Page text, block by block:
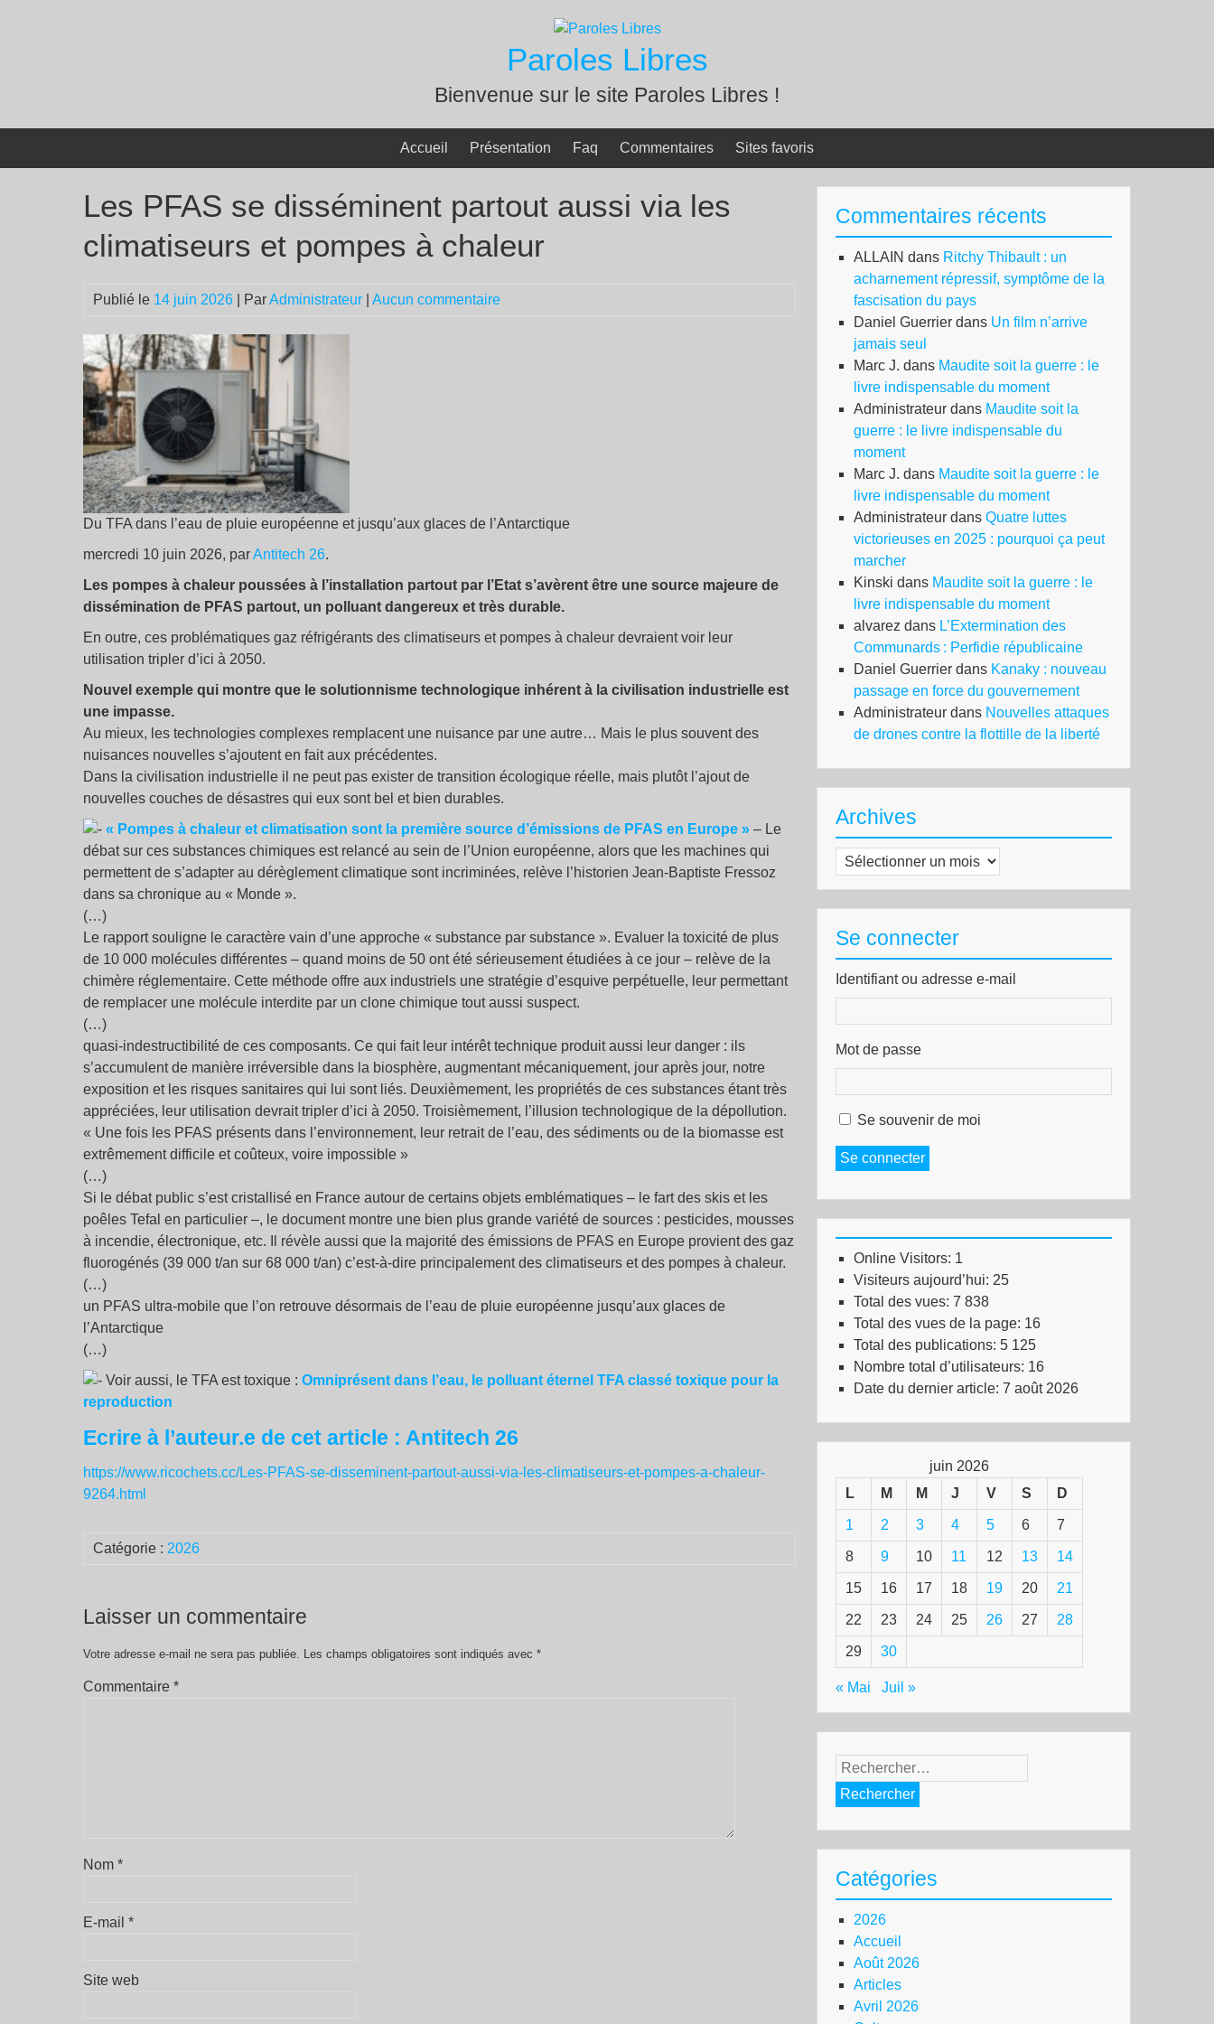
Paroles Libres
Bienvenue sur le site Paroles Libres !
Accueil Présentation Faq Commentaires Sites favoris
Les PFAS se disséminent partout aussi via les
climatiseurs et pompes à chaleur
Publié le 14 juin 2026 | ParAdministrateur Aucun commentaire
Du TFA dans l’eau de pluie européenne et jusqu’aux glaces de l’Antarctique
mercredi 10 juin 2026, parAntitech 26.
Les pompes à chaleur poussées à l’installation partout par l’Etat s’avèrent être une source majeure de
dissémination de PFAS partout, un polluant dangereux et très durable.
En outre, ces problématiques gaz réfrigérants des climatiseurs et pompes à chaleur devraient voir leur
utilisation tripler d’ici à 2050.
Nouvel exemple qui montre que le solutionnisme technologique inhérent à la civilisation industrielle est
une impasse.
Au mieux, les technologies complexes remplacent une nuisance par une autre… Mais le plus souvent des
nuisances nouvelles s’ajoutent en fait aux précédentes.
Dans la civilisation industrielle il ne peut pas exister de transition écologique réelle, mais plutôt l’ajout de
nouvelles couches de désastres qui eux sont bel et bien durables.
« Pompes à chaleur et climatisation sont la première source d’émissions de PFAS en Europe » – Le
débat sur ces substances chimiques est relancé au sein de l’Union européenne, alors que les machines qui
permettent de s’adapter au dérèglement climatique sont incriminées, relève l’historien Jean-Baptiste Fressoz
dans sa chronique au « Monde ».
(…)
Le rapport souligne le caractère vain d’une approche « substance par substance ». Evaluer la toxicité de plus
de 10 000 molécules différentes – quand moins de 50 ont été sérieusement étudiées à ce jour – relève de la
chimère réglementaire. Cette méthode offre aux industriels une stratégie d’esquive perpétuelle, leur permettant
de remplacer une molécule interdite par un clone chimique tout aussi suspect.
(…)
quasi-indestructibilité de ces composants. Ce qui fait leur intérêt technique produit aussi leur danger : ils
s’accumulent de manière irréversible dans la biosphère, augmentant mécaniquement, jour après jour, notre
exposition et les risques sanitaires qui lui sont liés. Deuxièmement, les propriétés de ces substances étant très
appréciées, leur utilisation devrait tripler d’ici à 2050. Troisièmement, l’illusion technologique de la dépollution.
« Une fois les PFAS présents dans l’environnement, leur retrait de l’eau, des sédiments ou de la biomasse est
extrêmement difficile et coûteux, voire impossible »
(…)
Si le débat public s’est cristallisé en France autour de certains objets emblématiques – le fart des skis et les
poêles Tefal en particulier –, le document montre une bien plus grande variété de sources : pesticides, mousses
à incendie, électronique, etc. Il révèle aussi que la majorité des émissions de PFAS en Europe provient des gaz
fluorogénés (39 000 t/an sur 68 000 t/an) c’est-à-dire principalement des climatiseurs et des pompes à chaleur.
(…)
un PFAS ultra-mobile que l’on retrouve désormais de l’eau de pluie européenne jusqu’aux glaces de
l’Antarctique
(…)
Voir aussi, le TFA est toxique : Omniprésent dans l’eau, le polluant éternel TFA classé toxique pour la
reproduction
Ecrire à l’auteur.e de cet article : Antitech 26
https://www.ricochets.cc/Les-PFAS-se-disseminent-partout-aussi-via-les-climatiseurs-et-pompes-a-chaleur-
9264.html
Catégorie : 2026
Laisser un commentaire
Votre adresse e-mail ne sera pas publiée. Les champs obligatoires sont indiqués avec *
Commentaire *
Nom *
E-mail *
Site web
Commentaires récents
ALLAIN dans Ritchy Thibault : un
acharnement répressif, symptôme de la
fascisation du pays
Daniel Guerrier dans Un film n’arrive
jamais seul
Marc J. dans Maudite soit la guerre : le
livre indispensable du moment
Administrateur dans Maudite soit la
guerre : le livre indispensable du
moment
Marc J. dans Maudite soit la guerre : le
livre indispensable du moment
Administrateur dans Quatre luttes
victorieuses en 2025 : pourquoi ça peut
marcher
Kinski dans Maudite soit la guerre : le
livre indispensable du moment
alvarez dans L’Extermination des
Communards : Perfidie républicaine
Daniel Guerrier dans Kanaky : nouveau
passage en force du gouvernement
Administrateur dans Nouvelles attaques
de drones contre la flottille de la liberté
Archives
Archives
Se connecter
Identifiant ou adresse e-mail
Mot de passe
Se souvenir de moi
Se connecter
Online Visitors: 1
Visiteurs aujourd’hui: 25
Total des vues: 7 838
Total des vues de la page: 16
Total des publications: 5 125
Nombre total d’utilisateurs: 16
Date du dernier article: 7 août 2026
juin 2026
L
M M J V S D
1 2 3 4 5 6 7
8 9 10 11 12 13 14
15 16 17 18 19 20 21
22 23 24 25 26 27 28
29 30
« Mai Juil »
Rechercher :
Catégories
2026
Accueil
Août 2026
Articles
Avril 2026